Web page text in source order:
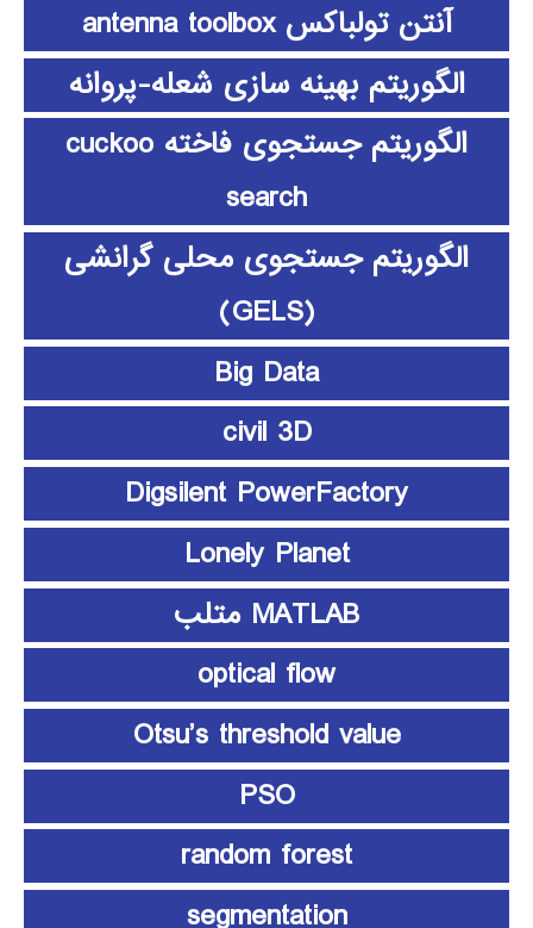
آنتن تولباکس antenna toolbox
الگوریتم بهینه سازی شعله-پروانه
الگوریتم جستجوی فاخته cuckoo
search
الگوریتم جستجوی محلی گرانشی
(GELS)
Big Data
civil 3D
Digsilent PowerFactory
Lonely Planet
MATLAB متلب
optical flow
Otsu’s threshold value
PSO
random forest
segmentation